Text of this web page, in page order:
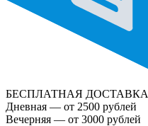
БЕСПЛАТНАЯ ДОСТАВКА
Дневная — от 2500 рублей
Вечерняя — от 3000 рублей